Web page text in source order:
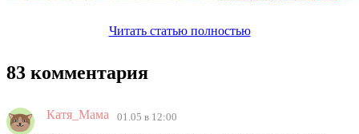
Читать статью полностью
83 комментария
Катя_Мама 01.05 в 12:00